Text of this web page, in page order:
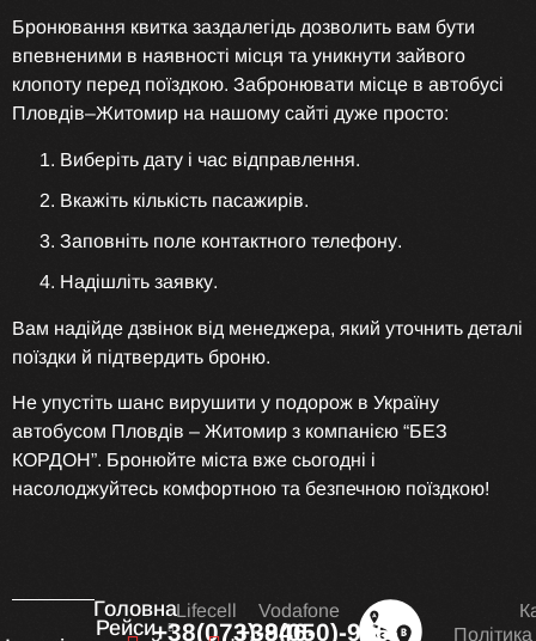
Бронювання квитка заздалегідь дозволить вам бути
впевненими в наявності місця та уникнути зайвого
клопоту перед поїздкою. Забронювати місце в автобусі
Пловдів–Житомир на нашому сайті дуже просто:
Виберіть дату і час відправлення.
Вкажіть кількість пасажирів.
Заповніть поле контактного телефону.
Надішліть заявку.
Вам надійде дзвінок від менеджера, який уточнить деталі
поїздки й підтвердить броню.
Не упустіть шанс вирушити у подорож в Україну
автобусом Пловдів – Житомир з компанією “БЕЗ
КОРДОН”. Бронюйте міста вже сьогодні і
насолоджуйтесь комфортною та безпечною поїздкою!
Головна
Рейси
Lifecell
+38(073)-946-
Vodafone
+38(050)-946-